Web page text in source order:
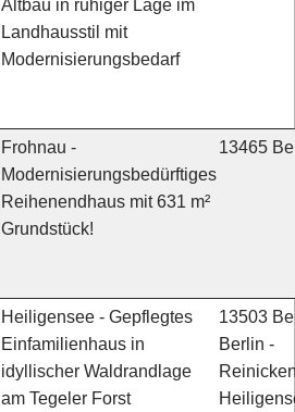
Altbau in ruhiger Lage im
Landhausstil mit
Modernisierungsbedarf
Frohnau -
Modernisierungsbedürftiges
Reihenendhaus mit 631 m²
Grundstück!
13465
Heiligensee - Gepflegtes
Einfamilienhaus in
idyllischer Waldrandlage
am Tegeler Forst
13503
Berlin -